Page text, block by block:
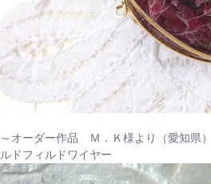
～オーダー作品 Ｍ．Ｋ様より（愛知
ルドフィルドワイヤー